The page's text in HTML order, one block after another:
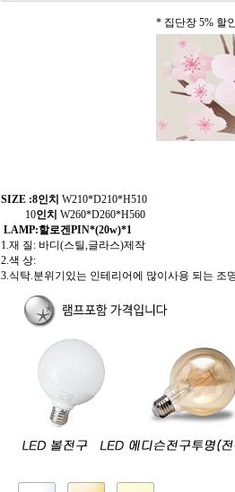
* 집단장 5% 할
SIZE :8인치 W210*D210*H510
10인치 W260*D260*H560
LAMP:할로겐PIN*(20w)*1
1.재 질: 바디(스틸,글라스)제작
2.색 상:
3.식탁.분위기있는 인테리어에 많이사용 되는 조